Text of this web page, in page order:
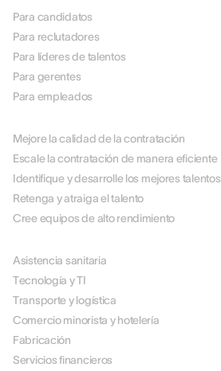
Para candidatos
Para reclutadores
Para líderes de talentos
Para gerentes
Para empleados
Mejore la calidad de la contratación
Escale la contratación de manera eficiente
Identifique y desarrolle los mejores talentos
Retenga y atraiga el talento
Cree equipos de alto rendimiento
Asistencia sanitaria
Tecnología y TI
Transporte y logística
Comercio minorista y hotelería
Fabricación
Servicios financieros